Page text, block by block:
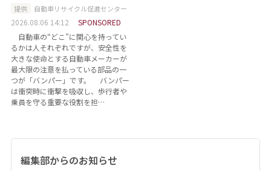
提供 自動車リサイクル促進センター
2026.08.06 14:12
SPONSORED
自動車の“どこ”に関心を持ってい
るかは人それぞれですが、安全性を
大きな使命とする自動車メーカーが
最大限の注意を払っている部品の一
つが「バンパー」です。 バンパー
は衝突時に衝撃を吸収し、歩行者や
乗員を守る重要な役割を担…
編集部からのお知らせ